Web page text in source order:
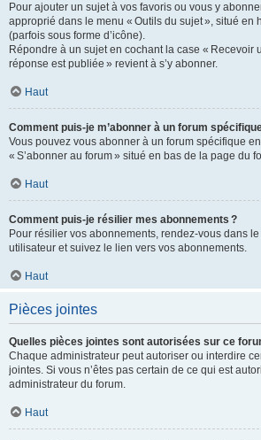
Pour ajouter un sujet à vos favoris ou vous y
approprié dans le menu « Outils du sujet », situé en
(parfois sous forme d’icône).
Répondre à un sujet en cochant la case « Recevoir
réponse est publiée » revient à s’y abonner.
Haut
Comment puis-je m’abonner à un forum
Vous pouvez vous abonner à un forum spécifique
« S’abonner au forum » situé en bas de la page du
Haut
Comment puis-je résilier mes abonnements ?
Pour résilier vos abonnements, rendez-vous dans
utilisateur et suivez le lien vers vos abonnements.
Haut
Pièces jointes
Quelles pièces jointes sont autorisées sur ce
Chaque administrateur peut autoriser ou interdire
jointes. Si vous n’êtes pas certain de ce qui est
administrateur du forum.
Haut